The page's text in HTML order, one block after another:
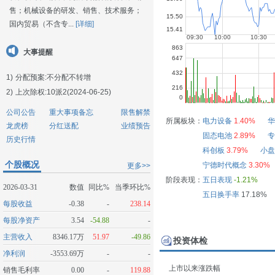
售；机械设备的研发、销售、技术服务；
国内贸易（不含专... [详细]
大事提醒
1) 分配预案:不分配不转增
2) 上次除权:10派2(2024-06-25)
公司公告 重大事项备忘
限售解禁
龙虎榜
分红送配
业绩预告
历史行情
更多>>
个股概况
2026-03-31 数值 同比%
当季环比%
每股收益
-0.38 -
238.14
每股净资产
3.54 -54.88
-
主营收入
8346.17万 51.97
-49.86
净利润
-3553.69万 -
-
销售毛利率
0.00 - 119.88
所属板块： 电力设备 1.40%
固态电池 2.89%
科创板 3.79%
小盘
宁德时代概念 3.30%
阶段表现： 五日表现 -1.21%
五日换手率17.18%
投资体检
上市以来涨跌幅